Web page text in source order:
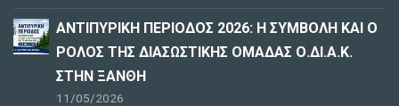
ΑΝΤΙΠΥΡΙΚΗ ΠΕΡΙΟΔΟΣ 2026: Η ΣΥΜΒΟΛΗ ΚΑΙ Ο
ΡΟΛΟΣ ΤΗΣ ΔΙΑΣΩΣΤΙΚΗΣ ΟΜΑΔΑΣ Ο.ΔΙ.Α.Κ.
ΣΤΗΝ ΞΑΝΘΗ
11/05/2026